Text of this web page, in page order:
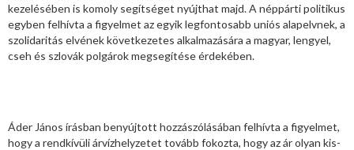
kezelésében is komoly segítséget nyújthat majd. A néppárti politikus
egyben felhívta a figyelmet az egyik legfontosabb uniós alapelvnek, a
szolidaritás elvének következetes alkalmazására a magyar, lengyel,
cseh és szlovák polgárok megsegítése érdekében.
Áder János írásban benyújtott hozzászólásában felhívta a figyelmet,
hogy a rendkívüli árvízhelyzetet tovább fokozta, hogy az ár olyan kis-